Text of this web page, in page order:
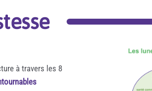
à travers les 8